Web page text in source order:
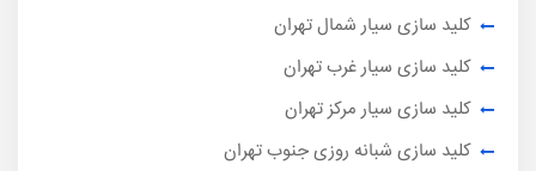
کلید سازی سیار شمال تهران
کلید سازی سیار غرب تهران
کلید سازی سیار مرکز تهران
کلید سازی شبانه روزی جنوب تهران